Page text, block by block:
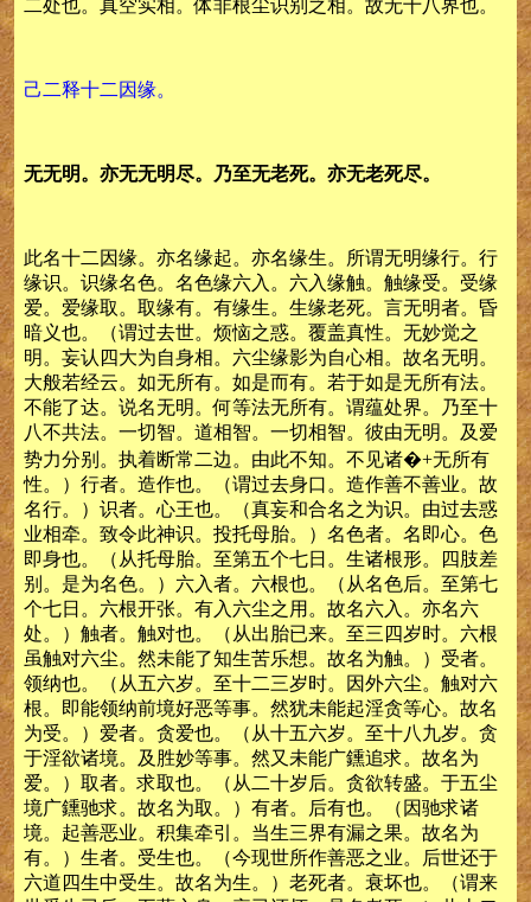
二处也。真空实相。体非根尘识别之相。故无十八界也。
己二释十二因缘。
无无明。亦无无明尽。乃至无老死。亦无老死尽。
此名十二因缘。亦名缘起。亦名缘生。所谓无明缘行。行
缘识。识缘名色。名色缘六入。六入缘触。触缘受。受缘
爱。爱缘取。取缘有。有缘生。生缘老死。言无明者。昏
暗义也。（谓过去世。烦恼之惑。覆盖真性。无妙觉之
明。妄认四大为自身相。六尘缘影为自心相。故名无明。
大般若经云。如无所有。如是而有。若于如是无所有法。
不能了达。说名无明。何等法无所有。谓蕴处界。乃至十
八不共法。一切智。道相智。一切相智。彼由无明。及爱
势力分别。执着断常二边。由此不知。不见诸�+无所有
性。）行者。造作也。（谓过去身口。造作善不善业。故
名行。）识者。心王也。（真妄和合名之为识。由过去惑
业相牵。致令此神识。投托母胎。）名色者。名即心。色
即身也。（从托母胎。至第五个七日。生诸根形。四肢差
别。是为名色。）六入者。六根也。（从名色后。至第七
个七日。六根开张。有入六尘之用。故名六入。亦名六
处。）触者。触对也。（从出胎已来。至三四岁时。六根
虽触对六尘。然未能了知生苦乐想。故名为触。）受者。
领纳也。（从五六岁。至十二三岁时。因外六尘。触对六
根。即能领纳前境好恶等事。然犹未能起淫贪等心。故名
为受。）爱者。贪爱也。（从十五六岁。至十八九岁。贪
于淫欲诸境。及胜妙等事。然又未能广鑂追求。故名为
爱。）取者。求取也。（从二十岁后。贪欲转盛。于五尘
境广鑂驰求。故名为取。）有者。后有也。（因驰求诸
境。起善恶业。积集牵引。当生三界有漏之果。故名为
有。）生者。受生也。（今现世所作善恶之业。后世还于
六道四生中受生。故名为生。）老死者。衰坏也。（谓来